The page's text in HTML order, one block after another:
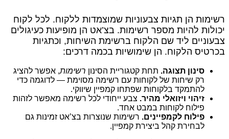
רשימות הן תגיות צבעוניות שמוצמדות ללקוח. לכל לקוח
יכולות להיות מספר רשימות. בצ’אט הן מופיעות כעיגולים
צבעוניים ליד שם הלקוח ברשימת השיחות, וכתגיות
בכרטיס הלקוח. הן שימושיות בכמה דרכים:
סינון תצוגה. תחת קטגוריית הסינון רשימות, אפשר להציג
רק שיחות של לקוחות עם רשימה מסוימת — לדוגמה כדי
להתמקד בלקוחות שפתחו קמפיין שיווקי.
זיהוי ויזואלי מהיר. צבע ייחודי לכל רשימה מאפשר לזהות
פילוח לקוחות במבט אחד.
פילוח לקמפיינים. רשימות שנוצרות בצ’אט זמינות גם
לבחירת קהל ביצירת קמפיין.